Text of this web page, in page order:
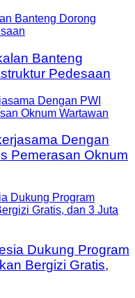
Banteng
Pedesaan
Dengan
Pemerasan Oknum
Dukung Program
Bergizi Gratis,